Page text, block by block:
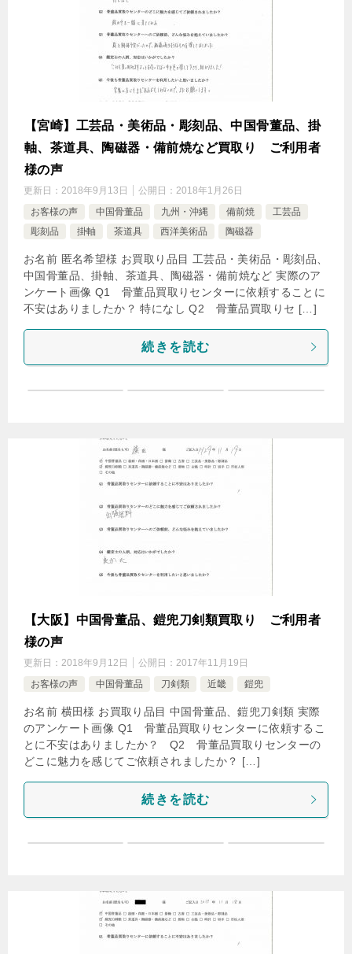
【宮崎】工芸品・美術品・彫刻品、中国骨董品、掛
軸、茶道具、陶磁器・備前焼など買取り ご利用者
様の声
更新日： 2018年9月13日 公開日： 2018年1月26日
お客様の声
中国骨董品 九州・沖縄 備前焼
工芸品
彫刻品
掛軸 茶道具 西洋美術品 陶磁器
お名前 匿名希望様 お買取り品目 工芸品・美術品・彫刻品、
中国骨董品、掛軸、茶道具、陶磁器・備前焼など 実際のア
ンケート画像 Q1 骨董品買取りセンターに依頼することに
不安はありましたか？ 特になし Q2 骨董品買取りセ […]
続きを読む
【大阪】中国骨董品、鎧兜刀剣類買取り ご利用者
様の声
更新日： 2018年9月12日 公開日： 2017年11月19日
お客様の声
中国骨董品 刀剣類 近畿 鎧兜
お名前 横田様 お買取り品目 中国骨董品、鎧兜刀剣類 実際
のアンケート画像 Q1 骨董品買取りセンターに依頼するこ
とに不安はありましたか？ Q2 骨董品買取りセンターの
どこに魅力を感じてご依頼されましたか？ […]
続きを読む